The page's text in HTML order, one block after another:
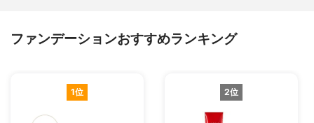
ファンデーションおすすめランキング
1位 2位